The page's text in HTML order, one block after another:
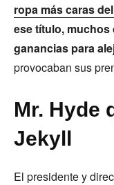
ropa más caras
ese título, muchos
ganancias para
provocaban sus
Mr. Hyde
Jekyll
El presidente y